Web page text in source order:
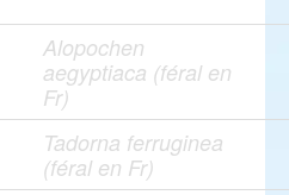
Alopochen
aegyptiaca (féral en
Fr)
Tadorna ferruginea
(féral en Fr)